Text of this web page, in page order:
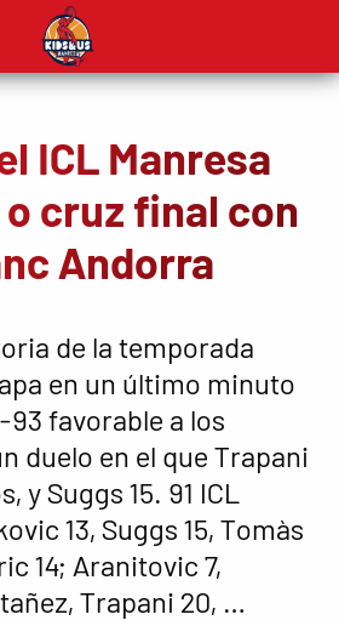
ICL Manresa
o cruz final con
Andorra
de la temporada
en un último minuto
favorable a los
duelo en el que Trapani
y Suggs 15. 91 ICL
13, Suggs 15, Tomàs
14; Aranitovic 7,
Trapani 20, …